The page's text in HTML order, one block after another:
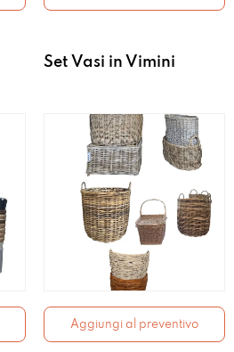
Set Vasi in Vimini
Aggiungi al preventivo